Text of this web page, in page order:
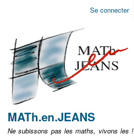
Aller
non
identifié
Se connecter
MATh.en.JEANS
Ne subissons pas les maths, vivons les !